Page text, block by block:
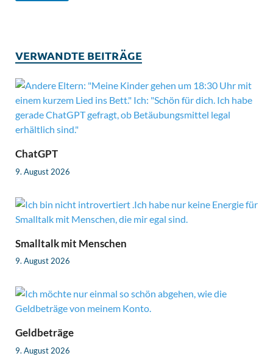
VERWANDTE BEITRÄGE
ChatGPT
9. August 2026
Smalltalk mit Menschen
9. August 2026
Geldbeträge
9. August 2026